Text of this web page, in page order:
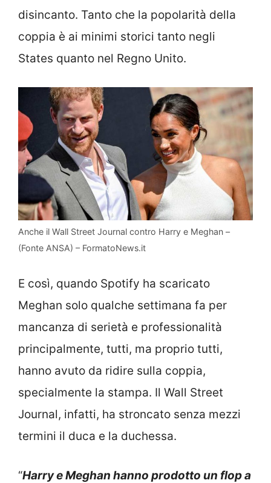
disincanto. Tanto che la popolarità della
coppia è ai minimi storici tanto negli
States quanto nel Regno Unito.
Anche il Wall Street Journal contro Harry e Meghan –
(Fonte ANSA) – FormatoNews.it
E così, quando Spotify ha scaricato
Meghan solo qualche settimana fa per
mancanza di serietà e professionalità
principalmente, tutti, ma proprio tutti,
hanno avuto da ridire sulla coppia,
specialmente la stampa. Il Wall Street
Journal, infatti, ha stroncato senza mezzi
termini il duca e la duchessa.
“Harry e Meghan hanno prodotto un flop a